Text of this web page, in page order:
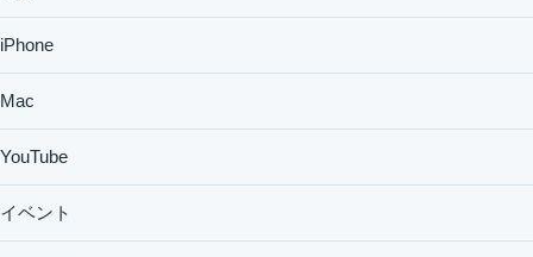
iPhone
Mac
YouTube
イベント